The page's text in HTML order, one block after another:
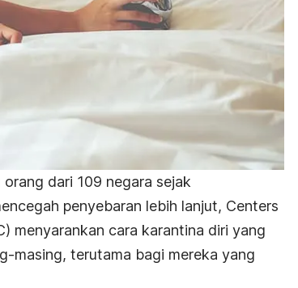
dari 109 negara sejak
penyebaran lebih lanjut, Centers
menyarankan cara karantina diri yang
masing, terutama bagi mereka yang